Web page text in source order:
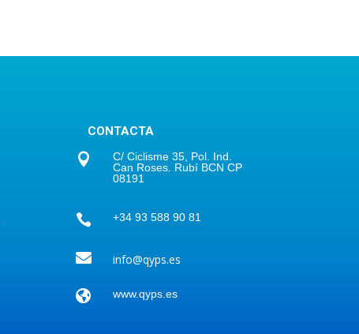
CONTACTA

C/ Ciclisme 35, Pol. Ind.
Can Roses. Rubí BCN CP
08191
 +34 93 588 90 81
 info@qyps.es
 www.qyps.es